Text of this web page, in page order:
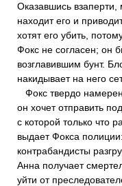
Оказавшись взаперти,
находит его и
хотят его убить,
Фокс не согласен; он
возглавившим бунт.
накидывает на него
Фокс твердо
он хочет отправить
с которой только что
выдает Фокса
контрабандисты
Анна получает
уйти от